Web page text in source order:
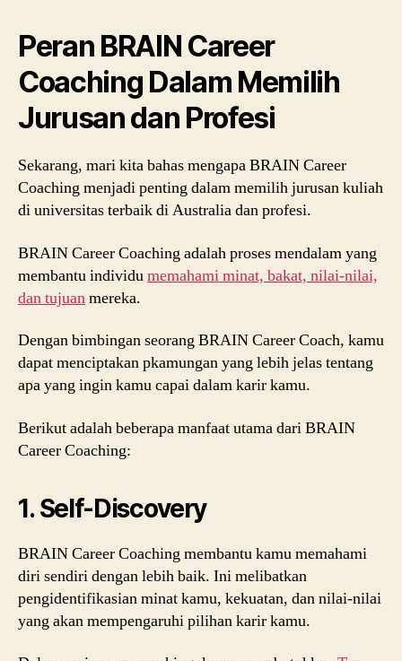
Peran BRAIN Career
Coaching Dalam Memilih
Jurusan dan Profesi
Sekarang, mari kita bahas mengapa BRAIN Career
Coaching menjadi penting dalam memilih jurusan kuliah
di universitas terbaik di Australia dan profesi.
BRAIN Career Coaching adalah proses mendalam yang
membantu individumemahami minat, bakat, nilai-nilai,
dan tujuanmereka.
Dengan bimbingan seorang BRAIN Career Coach, kamu
dapat menciptakan pkamungan yang lebih jelas tentang
apa yang ingin kamu capai dalam karir kamu.
Berikut adalah beberapa manfaat utama dari BRAIN
Career Coaching:
1. Self-Discovery
BRAIN Career Coaching membantu kamu memahami
diri sendiri dengan lebih baik. Ini melibatkan
pengidentifikasian minat kamu, kekuatan, dan nilai-nilai
yang akan mempengaruhi pilihan karir kamu.